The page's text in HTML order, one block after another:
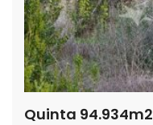
Quinta 94.934m2